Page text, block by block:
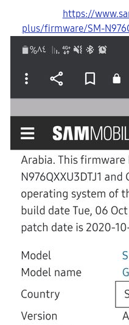
https://
plus/firmware/SM-